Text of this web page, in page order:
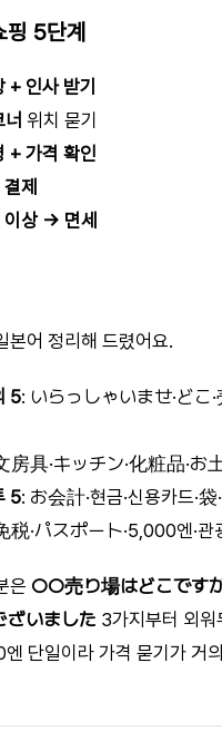
5단계
+ 인사 받기
위치 묻기
+ 가격 확인
제
상 → 면세
본어 정리해 드렸어요.
5: いらっしゃいませ·どこ
房具·キッチン·化粧品·お
5: お会計·현금·신용카드·
税·パスポート·5,000엔·관
은 ○○売り場はどこです
ざいました 3가지부터 외
단일이라 가격 묻기가 거